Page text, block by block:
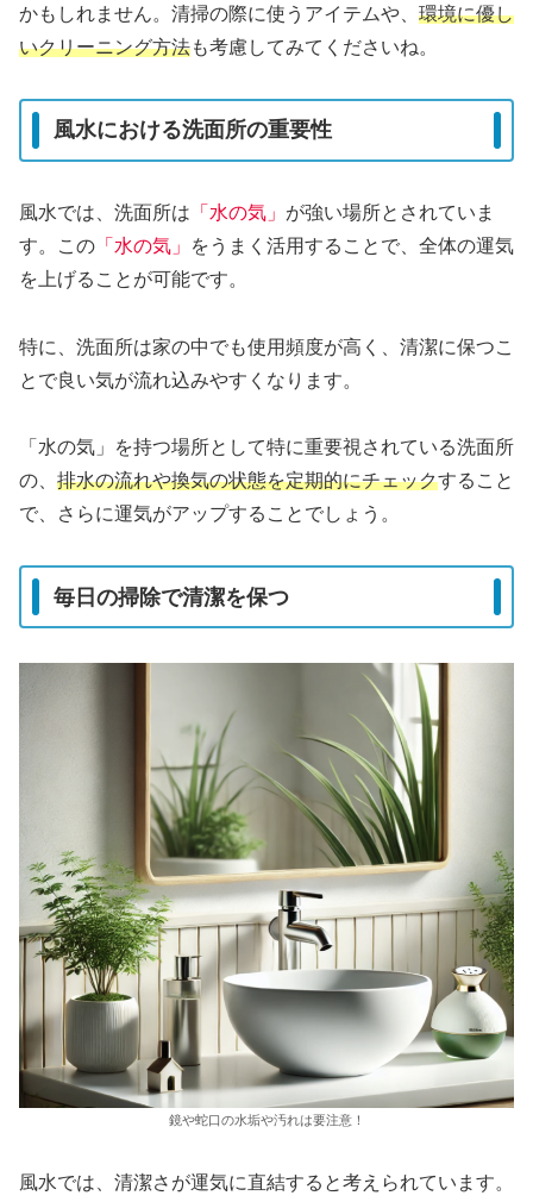
かもしれません。清掃の際に使うアイテムや、 環境に優し
いクリーニング方法も考慮してみてくださいね。
風水における洗面所の重要性
風水では、洗面所は 「水の気」 が強い場所とされていま
す。この 「水の気」
をうまく活用することで、全体の運気
を上げることが可能です。
特に、洗面所は家の中でも使用頻度が高く、清潔に保つこ
とで良い気が流れ込みやすくなります。
「水の気」を持つ場所として特に重要視されている洗面所
の、 排水の流れや換気の状態を定期的にチェックすること
で、さらに運気がアップすることでしょう。
毎日の掃除で清潔を保つ
鏡や蛇口の水垢や汚れは要注意！
風水では、清潔さが運気に直結すると考えられています。